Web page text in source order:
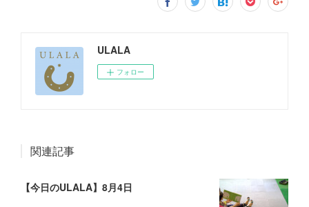
ULALA
フォロー
関連記事
【今日のULALA】8月4日